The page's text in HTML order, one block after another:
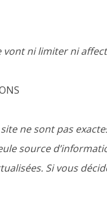
ni limiter ni
ne sont pas
source
Si vous